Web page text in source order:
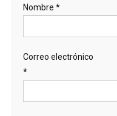
Nombre *
Correo electrónico
*